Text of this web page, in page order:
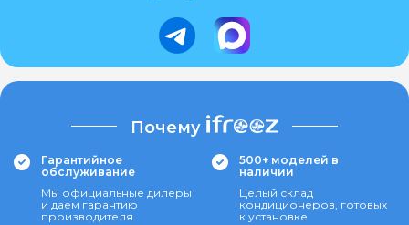
Почему
Гарантийное
обслуживание
Мы официальные дилеры
и даем гарантию
производителя
500+ моделей в
наличии
Целый склад
кондиционеров, готовых
к установке